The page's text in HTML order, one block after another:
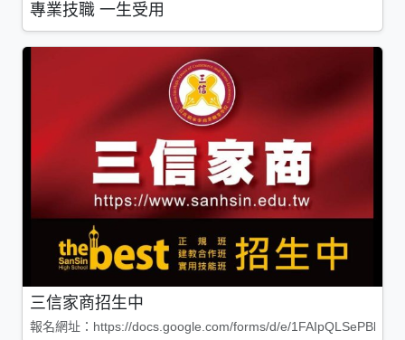
專業技職 一生受用
三信家商招生中
報名網址：https://docs.google.com/forms/d/e/